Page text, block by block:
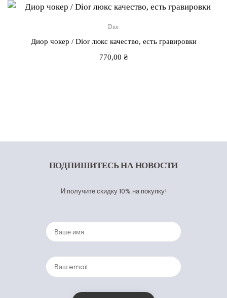
Dior
Диор чокер / Dior люкс качество, есть гравировки
770,00 ₴
ПОДПИШИТЕСЬНА НОВОСТИ
И получите скидку 10% на покупку!